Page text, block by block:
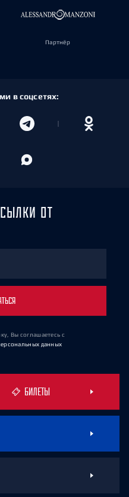
Партнёр
в соцсетях:
ОТ
Вы соглашаетесь с
данных
БИЛЕТЫ